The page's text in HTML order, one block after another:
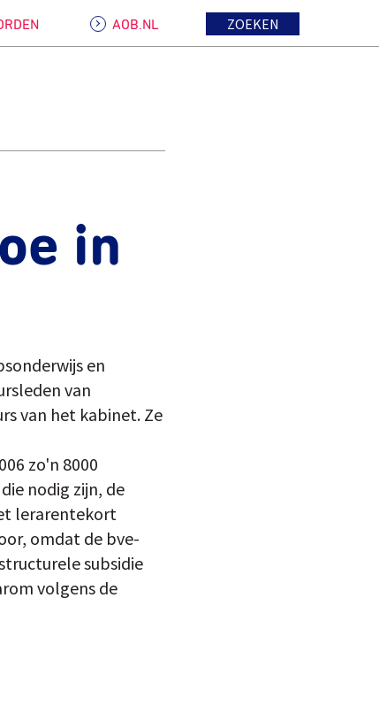
AOB.NL ZOEKEN
in
en
van
van het kabinet. Ze
zo'n 8000
nodig zijn, de
lerarentekort
omdat de bve-
subsidie
volgens de